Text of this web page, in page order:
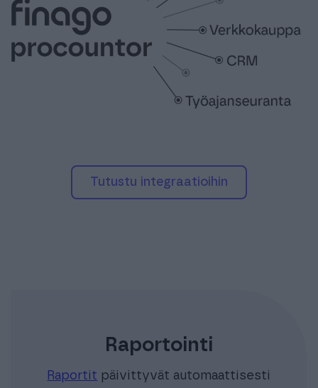
tutustu integraatioihin
Raportointi
Raportit päivittyvät automaattisesti